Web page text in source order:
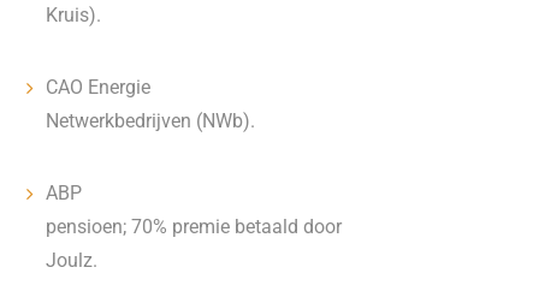
Kruis).
CAO Energie
Netwerkbedrijven (NWb).
ABP
pensioen; 70% premie betaald door
Joulz.